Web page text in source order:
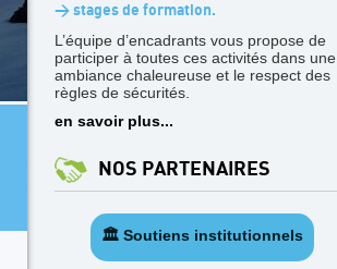
> stages de formation.
L’équipe d’encadrants vous propose de
participer à toutes ces activités dans une
ambiance chaleureuse et le respect des
règles de sécurités.
en savoir plus...
NOS PARTENAIRES
🏛️ Soutiens institutionnels